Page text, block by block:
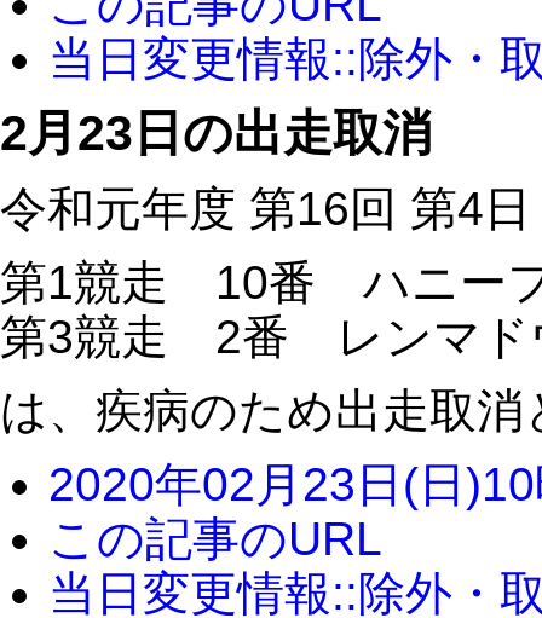
当日変更情報::除外・
2月23日の出走取消
令和元年度 第16回 第4日
第1競走 10番 ハニー
第3競走 2番 レンマド
は、疾病のため出走取
2020年02月23日(日
この記事のURL
当日変更情報::除外・